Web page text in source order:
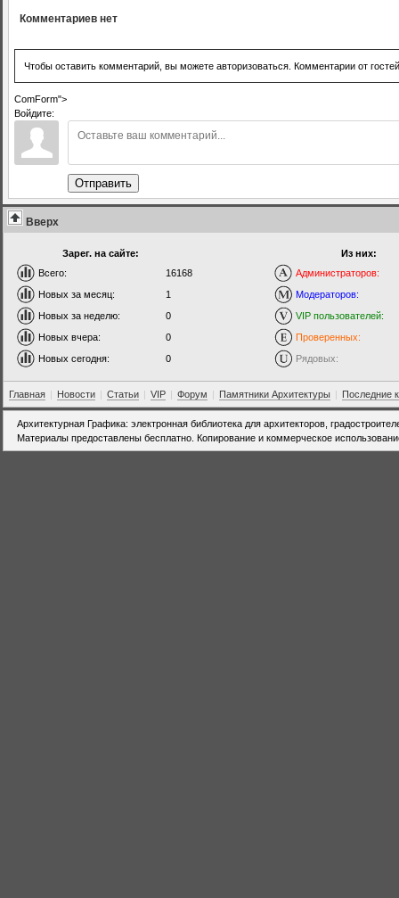
Комментариев нет
Чтобы оставить комментарий, вы можете авторизоваться. Комментарии от
ComForm">
Войдите:
Отправить
Вверх
Зарег. на сайте:
Всего:
16168
Новых за месяц:
1
Новых за неделю:
0
Новых вчера:
0
Новых сегодня:
0
Из них:
Администраторов:
Модераторов:
VIP пользователей:
Проверенных:
Рядовых:
Главная | Новости | Статьи | VIP | Форум | Памятники Архитектуры | Последние
Архитектурная Графика: электронная библиотека для архитекторов,
Материалы предоставлены бесплатно. Копирование и коммерческое